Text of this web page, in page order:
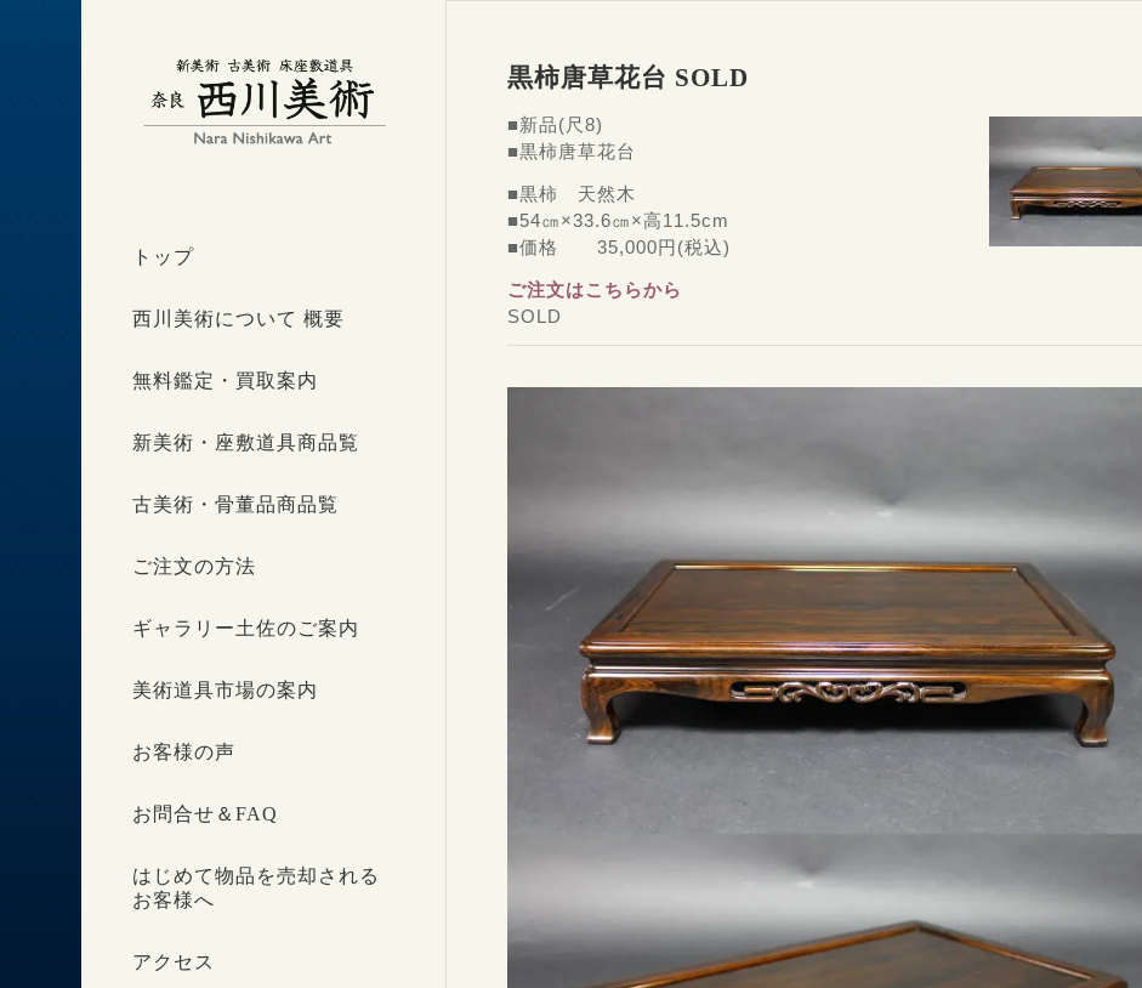
トップ
西川美術について 概要
無料鑑定・買取案内
新美術・座敷道具商品覧
古美術・骨董品商品覧
ご注文の方法
ギャラリー土佐のご案内
美術道具市場の案内
お客様の声
お問合せ＆FAQ
はじめて物品を売却される
お客様へ
アクセス
黒柿唐草花台 SOLD
■新品(尺8)
■黒柿唐草花台
■黒柿 天然木
■54㎝×33.6㎝×高11.5cm
■価格 35,000円(税込)
ご注文はこちらから
SOLD